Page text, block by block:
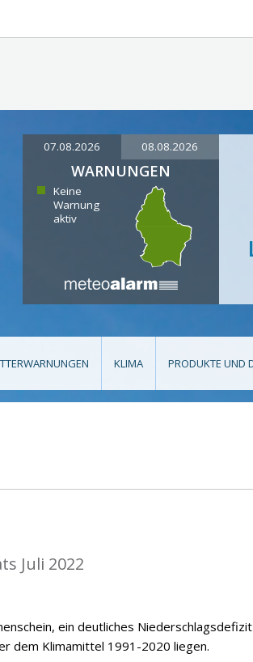
07.08.2026 08.08.2026
WARNUNGEN
Keine
Warnung
aktiv
KLIMA PRODUKTE UND
Juli 2022
ein deutliches
dem Klimamittel 1991-2020 liegen.